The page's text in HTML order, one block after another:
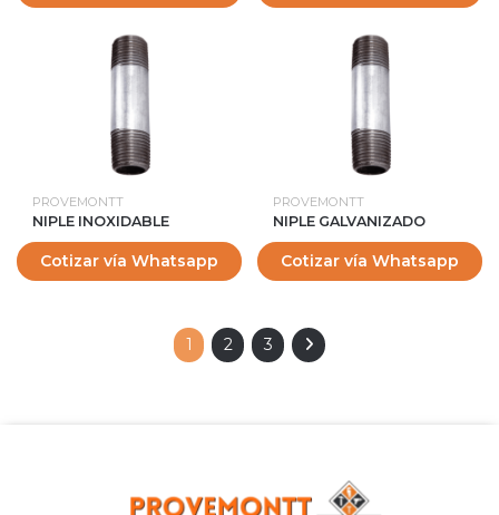
PROVEMONTT
NIPLE INOXIDABLE
Cotizar vía Whatsapp
PROVEMONTT
NIPLE GALVANIZADO
Cotizar vía Whatsapp
1 2 3